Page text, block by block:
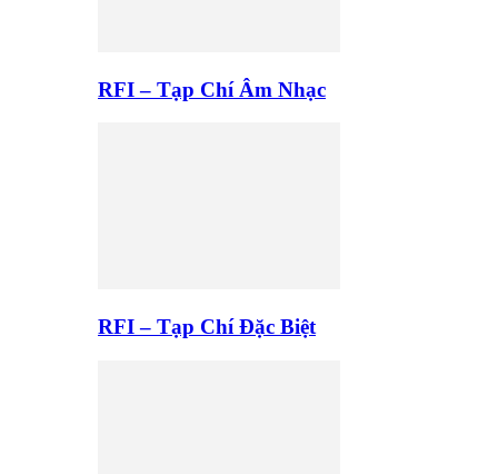
RFI – Tạp Chí Âm Nhạc
RFI – Tạp Chí Đặc Biệt